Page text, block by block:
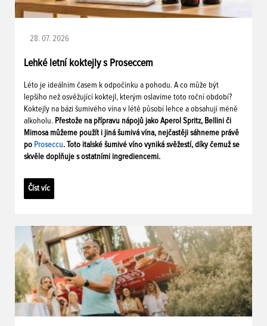
28. 07. 2026
Lehké letní koktejly s Proseccem
Léto je ideálním časem k odpočinku a pohodu. A co může být
lepšího než osvěžující koktejl, kterým oslavíme toto roční období?
Koktejly na bázi šumivého vína v létě působí lehce a obsahují méně
alkoholu. Přestože na přípravu nápojů jako Aperol Spritz, Bellini či
Mimosa můžeme použít i jiná šumivá vína, nejčastěji sáhneme právě
po Proseccu. Toto italské šumivé víno vyniká svěžestí, díky čemuž se
skvěle doplňuje s ostatními ingrediencemi.
Číst víc